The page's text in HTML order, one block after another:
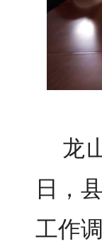
龙
日，
工作